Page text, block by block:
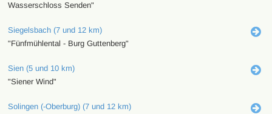
Wasserschloss Senden"
Siegelsbach (7 und 12 km)
"Fünfmühlental - Burg Guttenberg"
Sien (5 und 10 km)
"Siener Wind"
Solingen (-Oberburg) (7 und 12 km)